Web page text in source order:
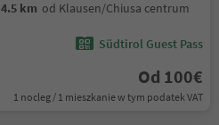
4.5 km od Klausen/Chiusa centrum
Südtirol Guest Pass
Od 100€
1 nocleg / 1 mieszkanie w tym podatek VAT